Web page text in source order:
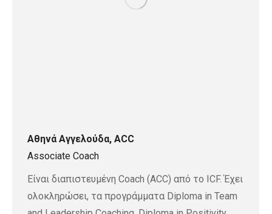
Αθηνά Αγγελούδα, ACC
Associate Coach
Είναι διαπιστευμένη Coach (ACC) από το ICF. Έχει
ολοκληρώσει, τα προγράμματα Diploma in Team